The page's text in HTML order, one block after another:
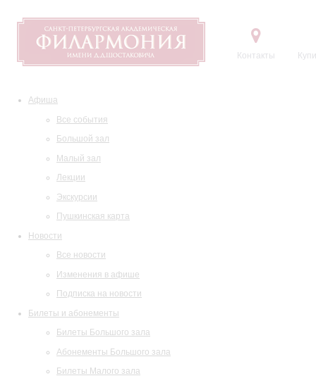
Контакты
Афиша
Все события
Большой зал
Малый зал
Лекции
Экскурсии
Пушкинская карта
Новости
Все новости
Изменения в афише
Подписка на новости
Билеты и абонементы
Билеты Большого зала
Абонементы Большого зала
Билеты Малого зала